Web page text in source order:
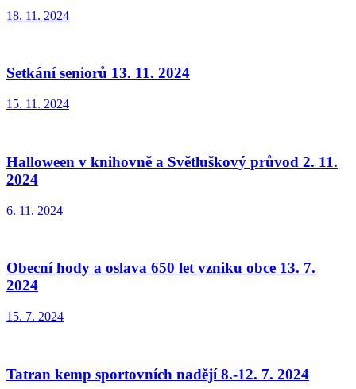
18. 11. 2024
Setkání seniorů 13. 11. 2024
15. 11. 2024
Halloween v knihovně a Světluškový průvod 2. 11.
2024
6. 11. 2024
Obecní hody a oslava 650 let vzniku obce 13. 7.
2024
15. 7. 2024
Tatran kemp sportovních nadějí 8.-12. 7. 2024